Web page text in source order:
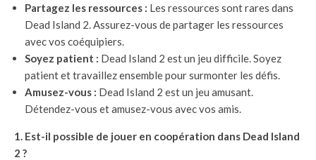
Partagez les ressources : Les ressources sont rares dans
Dead Island 2. Assurez-vous de partager les ressources
avec vos coéquipiers.
Soyez patient : Dead Island 2 est un jeu difficile. Soyez
patient et travaillez ensemble pour surmonter les défis.
Amusez-vous : Dead Island 2 est un jeu amusant.
Détendez-vous et amusez-vous avec vos amis.
1. Est-il possible de jouer en coopération dans Dead Island
2 ?